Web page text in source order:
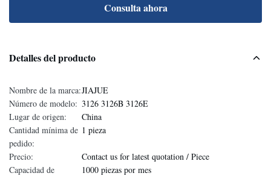
Consulta ahora
Detalles del producto
Nombre de la marca:JIAJUE
Número de modelo: 3126 3126B 3126E
Lugar de origen:
China
Cantidad mínima de
pedido:
1 pieza
Precio:
Contact us for latest quotation / Piece
Capacidad de
1000 piezas por mes